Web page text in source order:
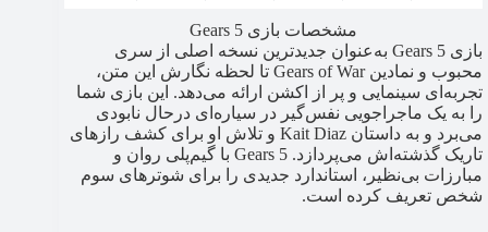
مشخصات بازی Gears 5
بازی Gears 5 به‌عنوان جدیدترین نسخه اصلی از سری
محبوب و نمادین Gears of War تا لحظه نگارش این متن،
تجربه‌ای سینمایی و پر از اکشن ارائه می‌دهد. این بازی شما
را به یک ماجراجویی نفس‌گیر در سیاره‌ای درحال نابودی
می‌برد و به داستان Kait Diaz و تلاش او برای کشف رازهای
تاریک گذشته‌اش می‌پردازد. Gears 5 با گیم‌پلی روان و
مبارزات بی‌نظیر، استاندارد جدیدی را برای شوترهای سوم
شخص تعریف کرده است.